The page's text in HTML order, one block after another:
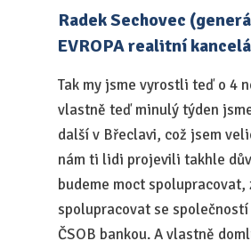
Radek Sechovec
EVROPA realitní
Tak my jsme vyrostli teď o 4
vlastně teď minulý týden
další v Břeclavi, což jsem
nám ti lidi projevili takhle
budeme moct
spolupracovat se společností
ČSOB bankou. A vlastně